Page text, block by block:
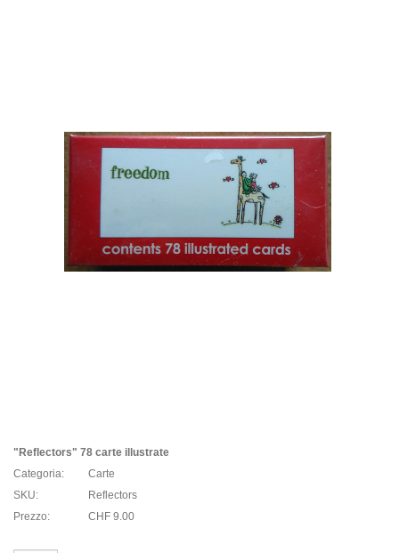
"Reflectors" 78 carte illustrate
Categoria:
Carte
SKU:
Reflectors
Prezzo:
CHF 9.00